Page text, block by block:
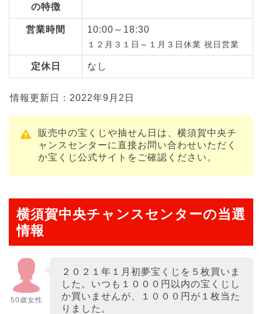
の特徴
営業時間 10:00～18:30
１２月３１日～１月３日休業 祝日営業
定休日 なし
情報更新日：2022年9月2日
販売中の宝くじや抽せん日は、横須賀中央チ
ャンスセンターに直接お問い合わせいただく
か宝くじ公式サイトをご確認ください。
横須賀中央チャンスセンターの当選
情報
50歳女性
２０２１年１月初夢宝くじを５枚買いま
した。いつも１０００円以内の宝くじし
か買いませんが、１０００円が１枚当た
りました。